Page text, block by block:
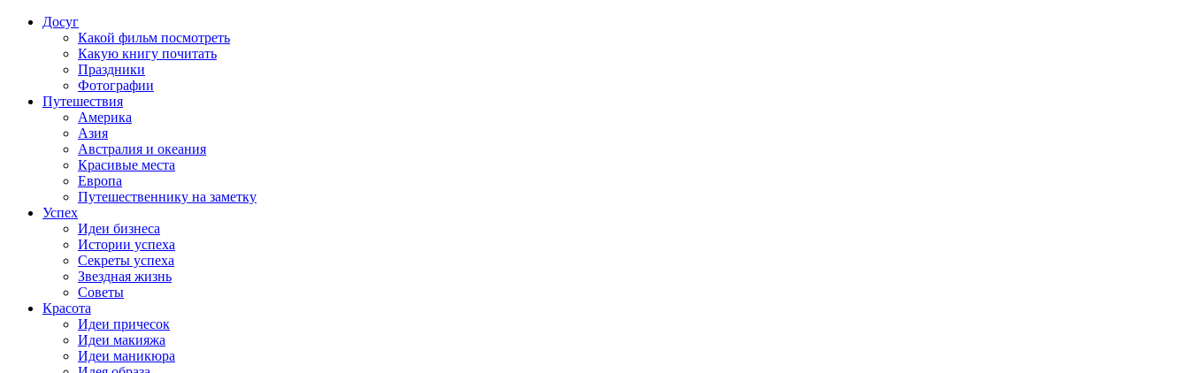
Досуг
Какой фильм посмотреть
Какую книгу почитать
Праздники
Фотографии
Путешествия
Америка
Азия
Австралия и океания
Красивые места
Европа
Путешественнику на заметку
Успех
Идеи бизнеса
Истории успеха
Секреты успеха
Звездная жизнь
Советы
Красота
Идеи причесок
Идеи макияжа
Идеи маникюра